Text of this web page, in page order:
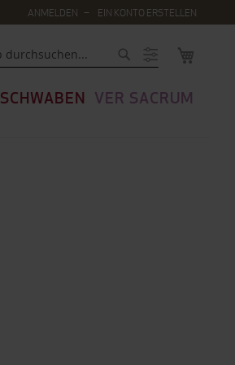
ANMELDEN EIN KONTO ERSTELLEN
SCHWABEN VER SACRUM